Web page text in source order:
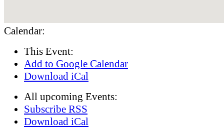
Calendar:
This Event:
Add to Google Calendar
Download iCal
All upcoming Events:
Subscribe RSS
Download iCal